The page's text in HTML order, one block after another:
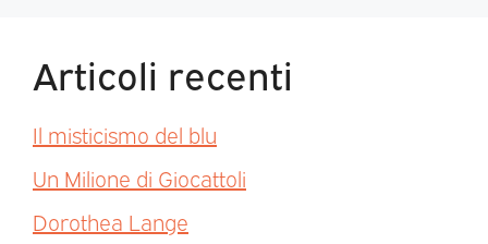
Articoli recenti
Il misticismo del blu
Un Milione di Giocattoli
Dorothea Lange